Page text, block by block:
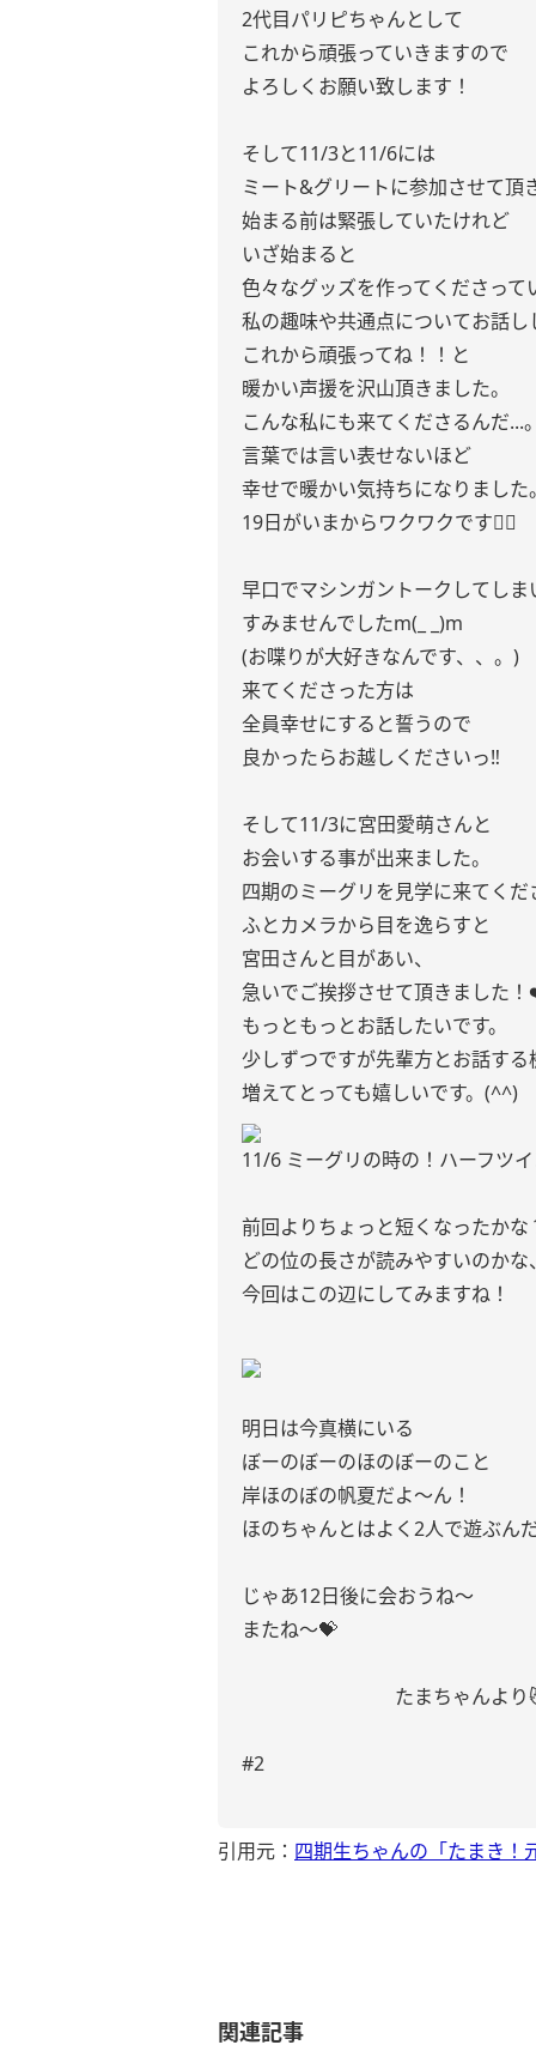
2代目パリピちゃんとして
これから頑張っていきますので
よろしくお願い致します！
そして11/3と11/6には
ミート&グリートに参加させて頂
始まる前は緊張していたけれど
いざ始まると
色々なグッズを作ってくださって
私の趣味や共通点についてお話し
これから頑張ってね！！と
暖かい声援を沢山頂きました。
こんな私にも来てくださるんだ...
言葉では言い表せないほど
幸せで暖かい気持ちになりました。
19日がいまからワクワクです❤️‍🔥
早口でマシンガントークしてしま
すみませんでしたm(_ _)m
(お喋りが大好きなんです、、。)
来てくださった方は
全員幸せにすると誓うので
良かったらお越しくださいっ‼︎
そして11/3に宮田愛萌さんと
お会いする事が出来ました。
四期のミーグリを見学に来てくだ
ふとカメラから目を逸らすと
宮田さんと目があい、
急いでご挨拶させて頂きました
もっともっとお話したいです。
少しずつですが先輩方とお話する
増えてとっても嬉しいです。(^^)
11/6 ミーグリの時の！ハーフツ
前回よりちょっと短くなったかな
どの位の長さが読みやすいのかな
今回はこの辺にしてみますね！
明日は今真横にいる
ぼーのぼーのほのぼーのこと
岸ほのぼの帆夏だよ〜ん！
ほのちゃんとはよく2人で遊ぶん
じゃあ12日後に会おうね〜
またね〜💝
たまちゃんより
#2
引用元： 四期生ちゃんの「たまき！
関連記事